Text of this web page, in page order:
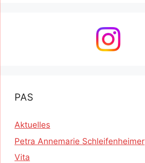
PAS
Aktuelles
Petra Annemarie Schleifenheimer
Vita